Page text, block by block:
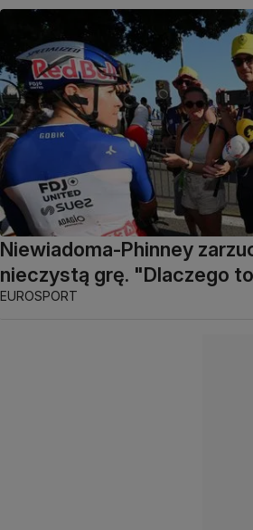
Niewiadoma-Phinney
nieczystą grę. "Dlaczego
EUROSPORT